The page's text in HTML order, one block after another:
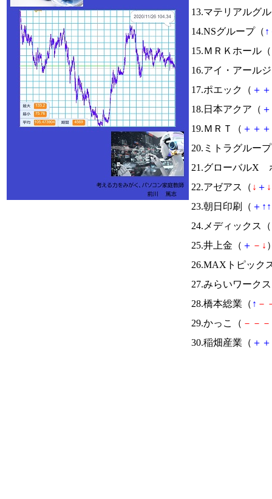
13.マテリアルグ
14.NSグループ（ ↑
15.ＭＲＫホール（
16.アイ・アール
17.ポエック（ ＋ ＋
18.日本アクア（ ＋
19.ＭＲＴ（ ＋ ＋ ＋
20.ミトラグルー
21.グローバルX
22.アゼアス（ ↓ ＋ ↓
23.朝日印刷（ ＋ ↑ ↑
24.メディックス（
25.井上金（ ＋ － ↓
26.MAXトピック
27.みらいワーク
28.橋本総業（ ↑ －
29.かっこ（ － － －
30.稲畑産業（ ＋ ＋